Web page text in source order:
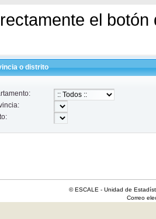
el
o distrito
© ESCALE - Unidad de
Correo